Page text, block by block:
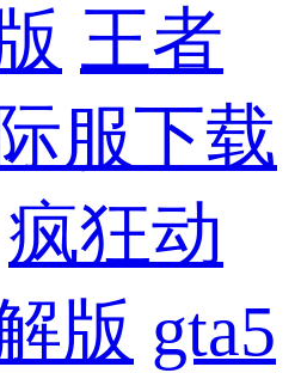
王者
服下载
疯狂动
版 gta5